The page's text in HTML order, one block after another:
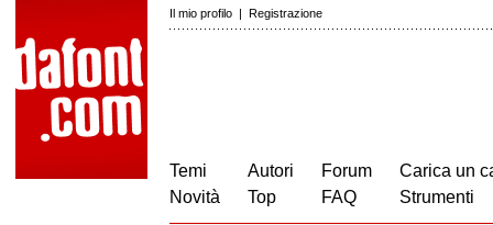
Il mio profilo | Registrazione
Temi
Novità
Autori
Top
Forum
FAQ
Carica un
Strumenti